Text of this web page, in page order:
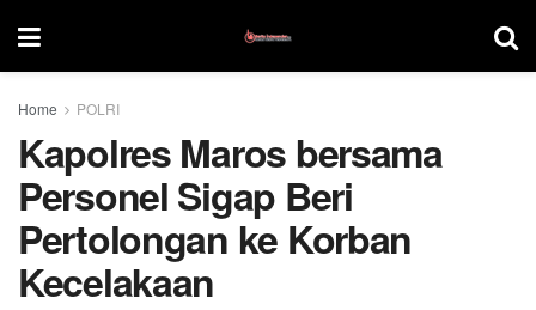
Home POLRI
Kapolres Maros bersama
Personel Sigap Beri
Pertolongan ke Korban
Kecelakaan